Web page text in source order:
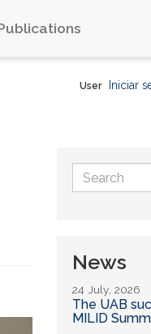
User Iniciar
Search
form
News
24 July, 2026
The UAB
MILID